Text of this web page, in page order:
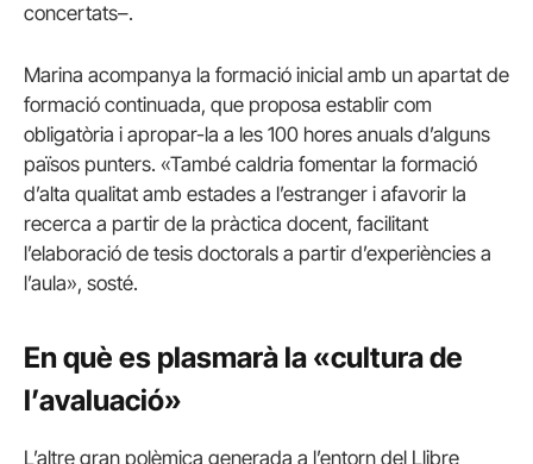
concertats–.
Marina acompanya la formació inicial amb un apartat de
formació continuada, que proposa establir com
obligatòria i apropar-la a les 100 hores anuals d’alguns
països punters. «També caldria fomentar la formació
d’alta qualitat amb estades a l’estranger i afavorir la
recerca a partir de la pràctica docent, facilitant
l’elaboració de tesis doctorals a partir d’experiències a
l’aula», sosté.
En què es plasmarà la «cultura de
l’avaluació»
L’altre gran polèmica generada a l’entorn del Llibre